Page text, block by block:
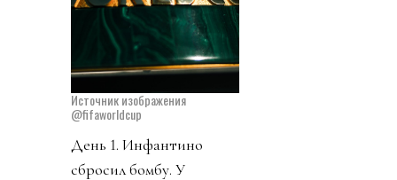
Источник изображения
@fifaworldcup
День 1. Инфантино
сбросил бомбу. У